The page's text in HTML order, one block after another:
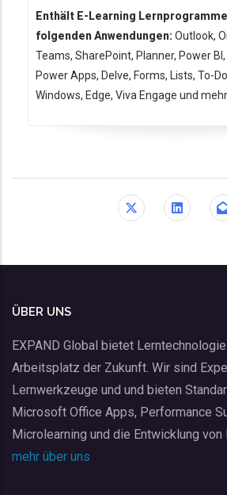
Enthält E-Learning
folgenden Anwendungen: Outlook,
Teams, SharePoint, Planner, Power
Power Apps, Delve, Forms, Lists, To-
Windows, Edge, Viva Engage und mehr
ÜBER UNS
EXPAND Global bietet
Arbeitsplatz der Zukunft. Wir sind
Lernwerkzeuge und und bieten
Microsoft Office Apps, Performance
Microlearning und die Entwicklung von
mehr über uns